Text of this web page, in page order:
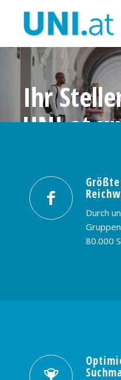
Ihr
UNI.at
PREISE &Durch
80.000